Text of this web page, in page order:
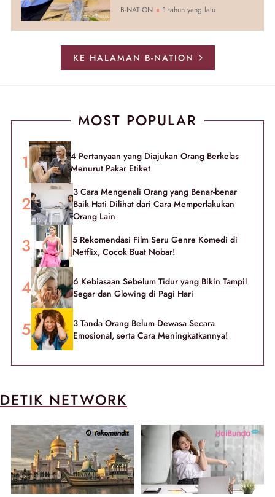
B-NATION 1 tahun yang lalu
KE HALAMAN B-NATION
MOST POPULAR
4 Pertanyaan yang Diajukan Orang Berkelas
Menurut Pakar Etiket
3 Cara Mengenali Orang yang Benar-benar
Baik Hati Dilihat dari Cara Memperlakukan
Orang Lain
5 Rekomendasi Film Seru Genre Komedi di
Netflix, Cocok Buat Nobar!
6 Kebiasaan Sebelum Tidur yang Bikin Tampil
Segar dan Glowing di Pagi Hari
3 Tanda Orang Belum Dewasa Secara
Emosional, serta Cara Meningkatkannya!
DETIK NETWORK